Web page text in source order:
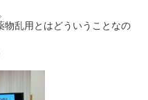
物乱用とはどういうことなの